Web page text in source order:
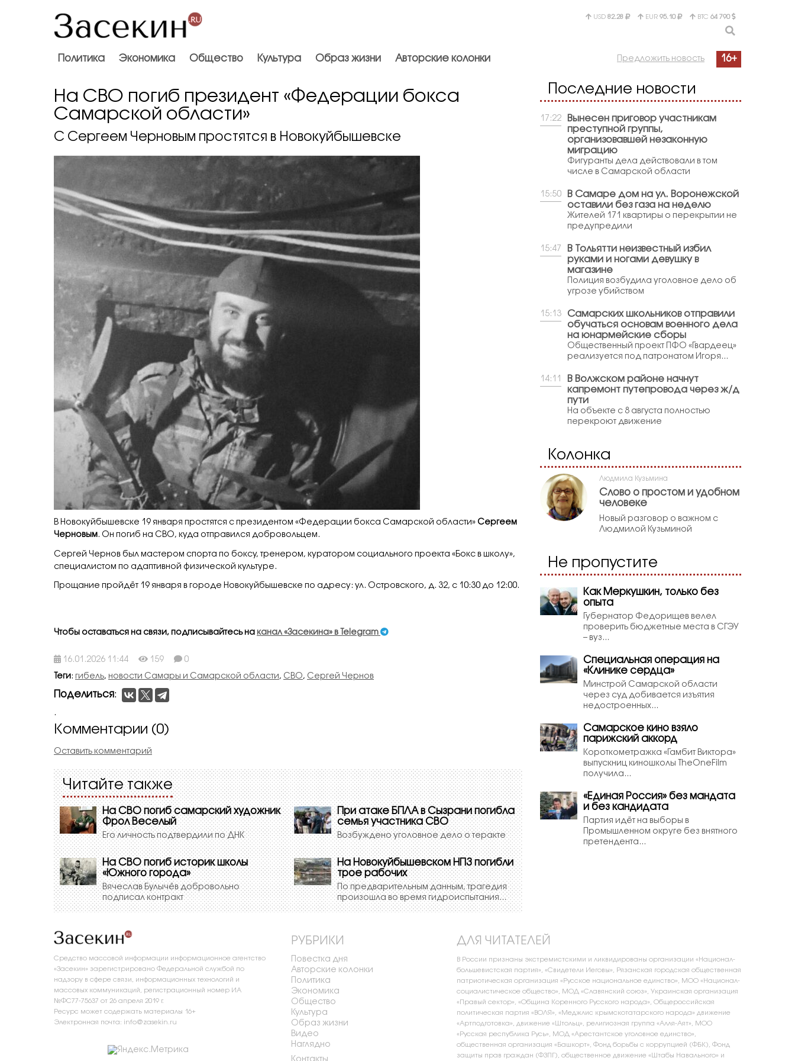
USD 82.28 EUR 95.10 BTC 64 790
Политика Экономика Общество Культура Образ жизни Авторские колонки Предложить новость 16+
На СВО погиб президент «Федерации бокса
Самарской области»
С Сергеем Черновым простятся в Новокуйбышевске
В Новокуйбышевске 19 января простятся с президентом «Федерации бокса Самарской области» Сергеем
Черновым . Он погиб на СВО, куда отправился добровольцем.
Сергей Чернов был мастером спорта по боксу, тренером, куратором социального проекта «Бокс в школу»,
специалистом по адаптивной физической культуре.
Прощание пройдёт 19 января в городе Новокуйбышевске по адресу: ул. Островского, д. 32, с 10:30 до 12:00.
Чтобы оставаться на связи, подписывайтесь на канал «Засекина» в Telegram
16.01.2026 11:44 159 0
Теги: гибель, новости Самары и Самарской области, СВО, Сергей Чернов
Поделиться :
.
Комментарии (0)
Оставить комментарий
Читайте также
На СВО погиб самарский художник
Фрол Веселый
Его личность подтвердили по ДНК
При атаке БПЛА в Сызрани погибла
семья участника СВО
Возбуждено уголовное дело о теракте
На СВО погиб историк школы
«Южного города»
Вячеслав Булычёв добровольно
подписал контракт
На Новокуйбышевском НПЗ погибли
трое рабочих
По предварительным данным, трагедия
произошла во время гидроиспытания...
Последние новости
17:22
Вынесен приговор участникам
преступной группы,
организовавшей незаконную
миграцию
Фигуранты дела действовали в том
числе в Самарской области
15:50
В Самаре дом на ул. Воронежской
оставили без газа на неделю
Жителей 171 квартиры о перекрытии не
предупредили
15:47
В Тольятти неизвестный избил
руками и ногами девушку в
магазине
Полиция возбудила уголовное дело об
угрозе убийством
15:13
Самарских школьников отправили
обучаться основам военного дела
на юнармейские сборы
Общественный проект ПФО «Гвардеец»
реализуется под патронатом Игоря...
14:11
В Волжском районе начнут
капремонт путепровода через ж/д
пути
На объекте с 8 августа полностью
перекроют движение
Колонка
Людмила Кузьмина
Слово о простом и удобном
человеке
Новый разговор о важном с
Людмилой Кузьминой
Не пропустите
Как Меркушкин, только без
опыта
Губернатор Федорищев велел
проверить бюджетные места в СГЭУ
– вуз...
Специальная операция на
«Клинике сердца»
Минстрой Самарской области
через суд добивается изъятия
недостроенных...
Самарское кино взяло
парижский аккорд
Короткометражка «Гамбит Виктора»
выпускниц киношколы TheOneFilm
получила...
«Единая Россия» без мандата
и без кандидата
Партия идёт на выборы в
Промышленном округе без внятного
претендента...
Средство массовой информации информационное агентство
«Засекин» зарегистрировано Федеральной службой по
надзору в сфере связи, информационных технологий и
массовых коммуникаций, регистрационный номер ИА
№ФС77-75637 от 26 апреля 2019 г.
Ресурс может содержать материалы 16+
Электронная почта: info@zasekin.ru
РУБРИКИ
Повестка дня
Авторские колонки
Политика
Экономика
Общество
Культура
Образ жизни
Видео
Наглядно
ДЛЯ ЧИТАТЕЛЕЙ
В России признаны экстремистскими и ликвидированы организации «Национал-
большевистская партия», «Свидетели Иеговы», Рязанская городская общественная
патриотическая организация «Русское национальное единство», МОО «Национал-
социалистическое общество», МОД «Славянский союз», Украинская организация
«Правый сектор», «Община Коренного Русского народа», Общероссийская
политическая партия «ВОЛЯ», «Меджлис крымскотатарского народа» движение
«Артподготовка», движение «Штольц», религиозная группа «Алля-Аят», МОО
«Русская республика Русь», МОД «Арестантское уголовное единство»,
общественная организация «Башкорт», Фонд борьбы с коррупцией (ФБК), Фонд
защиты прав граждан (ФЗПГ), общественное движение «Штабы Навального» и